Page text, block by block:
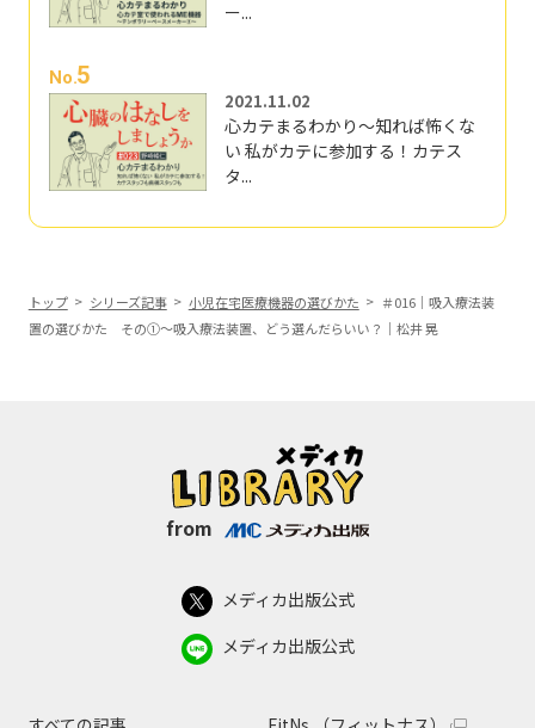
ー...
No.5
2021.11.02
心カテまるわかり～知れば怖くな
い 私がカテに参加する！カテス
タ...
トップ シリーズ記事 小児在宅医療機器の選びかた
＃016｜吸入療法装
置の選びかた その①～吸入療法装置、どう選んだらいい？｜松井 晃
from
メディカ出版公式
メディカ出版公式